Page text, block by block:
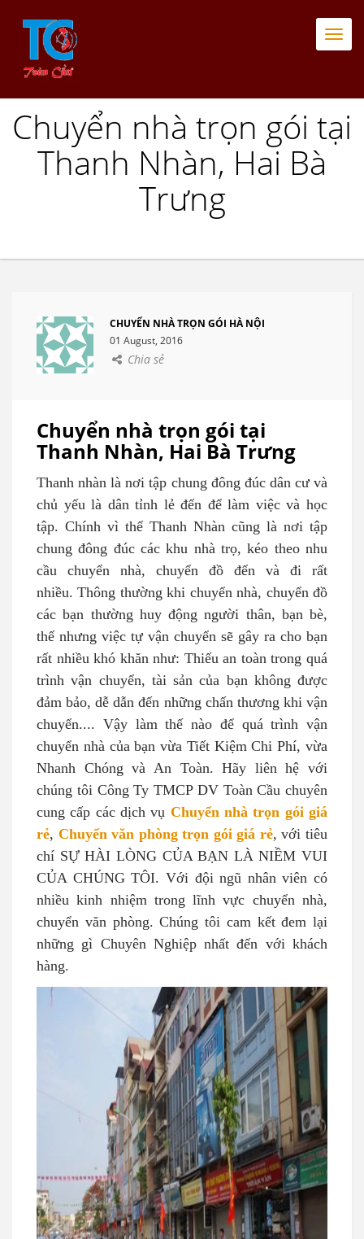
Chuyển nhà trọn gói tại
Thanh Nhàn, Hai Bà
Trưng
CHUYỂN NHÀ TRỌN GÓI HÀ NỘI
01 August, 2016
Chia sẻ
Chuyển nhà trọn gói tại
Thanh Nhàn, Hai Bà Trưng
Thanh nhàn là nơi tập chung đông đúc dân cư và
chủ yếu là dân tỉnh lẻ đến để làm việc và học
tập. Chính vì thế Thanh Nhàn cũng là nơi tập
chung đông đúc các khu nhà trọ, kéo theo nhu
cầu chuyển nhà, chuyển đồ đến và đi rất
nhiều. Thông thường khi chuyển nhà, chuyển đồ
các bạn thường huy động người thân, bạn bè,
thế nhưng việc tự vận chuyển sẽ gây ra cho bạn
rất nhiều khó khăn như: Thiếu an toàn trong quá
trình vận chuyển, tài sản của bạn không được
đảm bảo, dễ dẫn đến những chấn thương khi vận
chuyển.... Vậy làm thế nào để quá trình vận
chuyển nhà của bạn vừa Tiết Kiệm Chi Phí, vừa
Nhanh Chóng và An Toàn. Hãy liên hệ với
chúng tôi Công Ty TMCP DV Toàn Cầu chuyên
cung cấp các dịch vụ Chuyển nhà trọn gói giá
rẻ, Chuyển văn phòng trọn gói giá rẻ, với tiêu
chí SỰ HÀI LÒNG CỦA BẠN LÀ NIỀM VUI
CỦA CHÚNG TÔI. Với đội ngũ nhân viên có
nhiều kinh nhiệm trong lĩnh vực chuyển nhà,
chuyển văn phòng. Chúng tôi cam kết đem lại
những gì Chuyên Nghiệp nhất đến với khách
hàng.